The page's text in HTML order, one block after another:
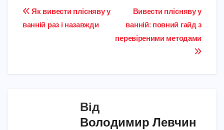
Навігація
записів
Вивести плісняву у
ванній: повний гайд з
перевіреними методами
Як вивести плісняву у
ванній раз і назавжди
Від
Володимир Левчин